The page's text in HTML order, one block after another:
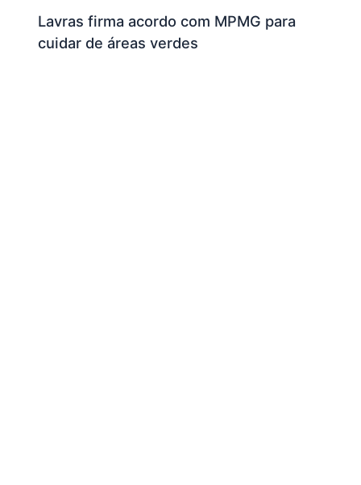
Lavras firma acordo com MPMG para
cuidar de áreas verdes